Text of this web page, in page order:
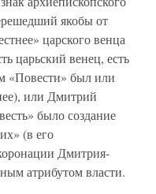
якобы от
царского венца
царьский венец, есть
«Повести» был или
или Дмитрий
было создание
(в его
Дмитрия-
атрибутом власти.